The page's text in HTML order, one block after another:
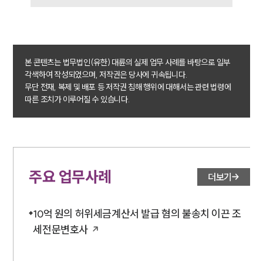
본 콘텐츠는 법무법인(유한) 대륜의 실제 업무 사례를 바탕으로 일부
각색하여 작성되었으며, 저작권은 당사에 귀속됩니다.
무단 전재, 복제 및 배포 등 저작권 침해 행위에 대해서는 관련 법령에
따른 조치가 이루어질 수 있습니다.
주요 업무사례 더보기
10억 원의 허위세금계산서 발급 혐의 불송치 이끈 조
세전문변호사